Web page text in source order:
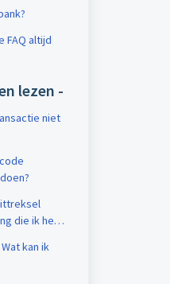
FAQ altijd
lezen -
niet
die ik heb
kan ik